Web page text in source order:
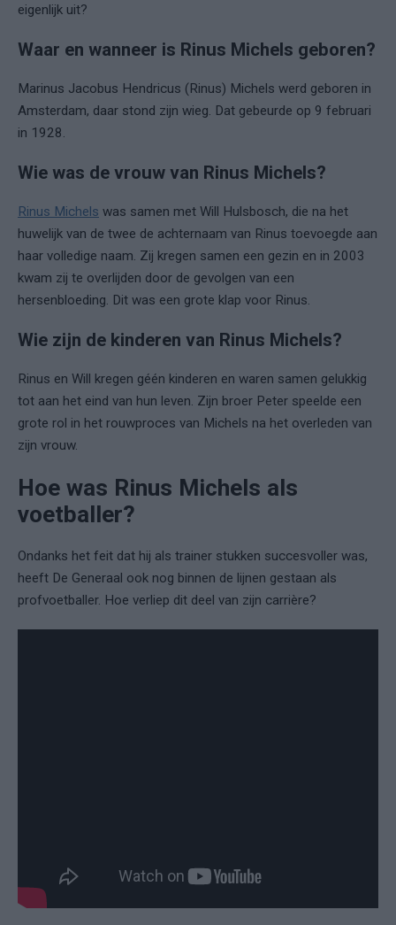
eigenlijk uit?
Waar en wanneer is Rinus Michels geboren?
Marinus Jacobus Hendricus (Rinus) Michels werd geboren in
Amsterdam, daar stond zijn wieg. Dat gebeurde op 9 februari
in 1928.
Wie was de vrouw van Rinus Michels?
Rinus Michels was samen met Will Hulsbosch, die na het
huwelijk van de twee de achternaam van Rinus toevoegde aan
haar volledige naam. Zij kregen samen een gezin en in 2003
kwam zij te overlijden door de gevolgen van een
hersenbloeding. Dit was een grote klap voor Rinus.
Wie zijn de kinderen van Rinus Michels?
Rinus en Will kregen géén kinderen en waren samen gelukkig
tot aan het eind van hun leven. Zijn broer Peter speelde een
grote rol in het rouwproces van Michels na het overleden van
zijn vrouw.
Hoe was Rinus Michels als
voetballer?
Ondanks het feit dat hij als trainer stukken succesvoller was,
heeft De Generaal ook nog binnen de lijnen gestaan als
profvoetballer. Hoe verliep dit deel van zijn carrière?